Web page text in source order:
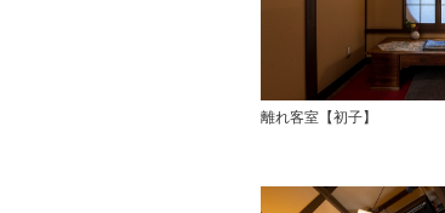
離れ客室【初子】